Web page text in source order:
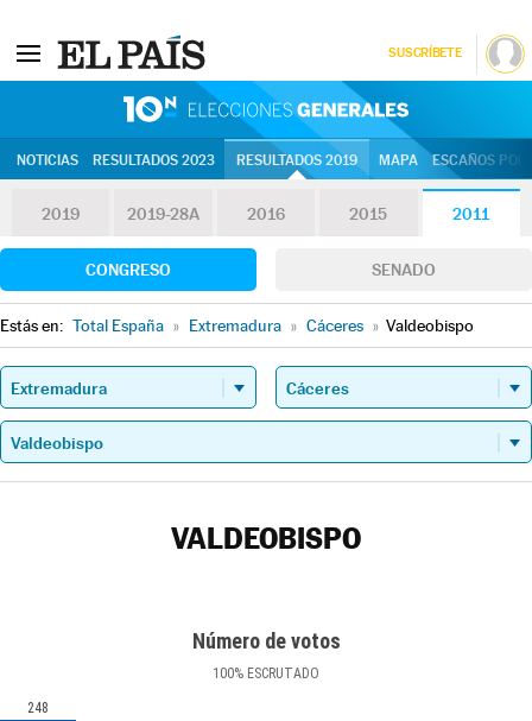
SUSCRÍBETE
NOTICIAS RESULTADOS 2023 RESULTADOS 2019 MAPA ESCAÑOS
2019 2019-28A 2016 2015 2011
CONGRESO SENADO
Estás en: Total España » Extremadura » Cáceres » Valdeobispo
VALDEOBISPO
Número de votos
100% ESCRUTADO
248